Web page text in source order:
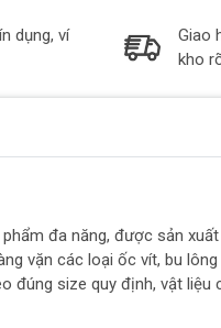
dụng, ví
Giao
kho
đa năng, được sản
vặn các loại ốc vít, bu
đúng size quy định, vật liệu